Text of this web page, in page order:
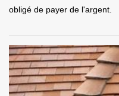
obligé de payer de l'argent.